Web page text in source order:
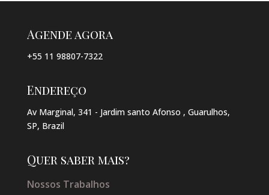
Agende agora
+55 11 98807-7322
Endereço
Av Marginal, 341 - Jardim santo Afonso , Guarulhos,
SP, Brazil
Quer saber mais?
Nossos Trabalhos